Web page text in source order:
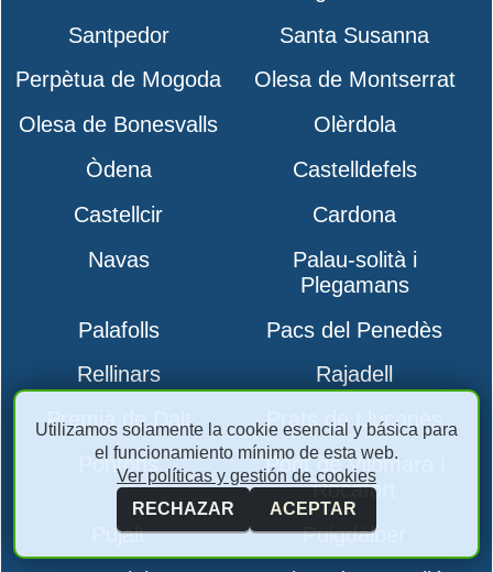
Santpedor
Santa Susanna
Perpètua de Mogoda
Olesa de Montserrat
Olesa de Bonesvalls
Olèrdola
Òdena
Castelldefels
Castellcir
Cardona
Navas
Palau-solità i
Plegamans
Palafolls
Pacs del Penedès
Rellinars
Rajadell
Premià de Dalt
Prats de Lluçanès
Pontons
Pont de Vilomara i
Rocafort
Pujalt
Puigdàlber
Utilizamos solamente la cookie esencial y básica para
el funcionamiento mínimo de esta web.
Ver políticas y gestión de cookies
RECHAZAR
ACEPTAR